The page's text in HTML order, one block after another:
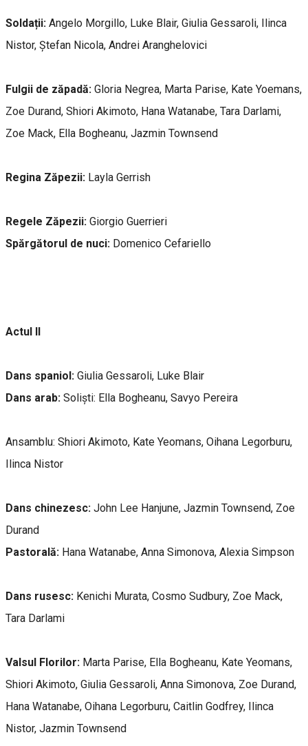
Soldații: Angelo Morgillo, Luke Blair, Giulia Gessaroli, Ilinca
Nistor, Ștefan Nicola, Andrei Aranghelovici
Fulgii de zăpadă: Gloria Negrea, Marta Parise, Kate Yoemans,
Zoe Durand, Shiori Akimoto, Hana Watanabe, Tara Darlami,
Zoe Mack, Ella Bogheanu, Jazmin Townsend
Regina Zăpezii: Layla Gerrish
Regele Zăpezii: Giorgio Guerrieri
Spărgătorul de nuci: Domenico Cefariello
Actul II
Dans spaniol: Giulia Gessaroli, Luke Blair
Dans arab: Soliști: Ella Bogheanu, Savyo Pereira
Ansamblu: Shiori Akimoto, Kate Yeomans, Oihana Legorburu,
Ilinca Nistor
Dans chinezesc: John Lee Hanjune, Jazmin Townsend, Zoe
Durand
Pastorală: Hana Watanabe, Anna Simonova, Alexia Simpson
Dans rusesc: Kenichi Murata, Cosmo Sudbury, Zoe Mack,
Tara Darlami
Valsul Florilor: Marta Parise, Ella Bogheanu, Kate Yeomans,
Shiori Akimoto, Giulia Gessaroli, Anna Simonova, Zoe Durand,
Hana Watanabe, Oihana Legorburu, Caitlin Godfrey, Ilinca
Nistor, Jazmin Townsend